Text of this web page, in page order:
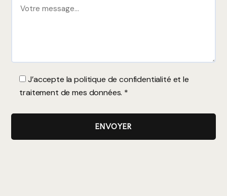
J’accepte lapolitique de confidentialité et le
traitement de mes données. *